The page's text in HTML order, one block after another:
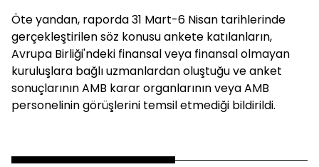
Öte yandan, raporda 31 Mart-6 Nisan tarihlerinde
gerçekleştirilen söz konusu ankete katılanların,
Avrupa Birliği'ndeki finansal veya finansal olmayan
kuruluşlara bağlı uzmanlardan oluştuğu ve anket
sonuçlarının AMB karar organlarının veya AMB
personelinin görüşlerini temsil etmediği bildirildi.